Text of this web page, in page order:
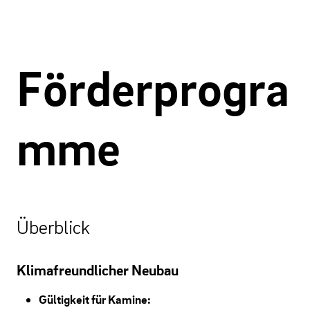
Förderprogra
mme
Überblick
Klimafreundlicher Neubau
Gültigkeit für Kamine: